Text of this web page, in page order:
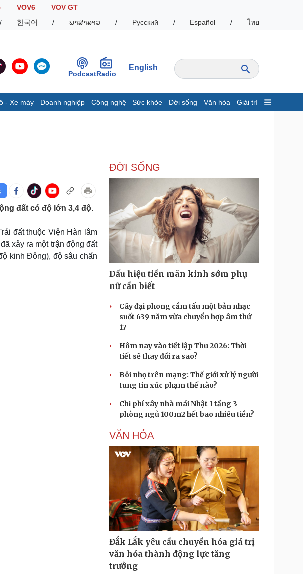
VOV6
VOV GT
/ 한국어 / ພາສາລາວ / Русский / Español / ไทย
PodcastRadio
English
- Xe máy Doanh nghiệp Công nghệ Sức khỏe Đời sống Văn hóa Giải trí
Giá cà phê
máy
Doanh nghiệp
Thông tin doanh nghiệp
Doanh nghiệp 24h
Doanh nhân
Vì cộng đồng
Công nghệ
Sành điệu
Tin Công nghệ
Trải nghiệm
Chuyển đổi số
Podcast
Đọc truyện đêm khuya
Cửa sổ tình yêu
đất có độ lớn 3,4 độ.
đất thuộc Viện Hàn lâm
xảy ra một trận động đất
kinh Đông), độ sâu chấn
ĐỜI SỐNG
Dấu hiệu tiền mãn kinh sớm phụ
nữ cần biết
Cây đại phong cầm tấu một bản nhạc
suốt 639 năm vừa chuyển hợp âm thứ
17
Hôm nay vào tiết lập Thu 2026: Thời
tiết sẽ thay đổi ra sao?
Bôi nhọ trên mạng: Thế giới xử lý người
tung tin xúc phạm thế nào?
Chi phí xây nhà mái Nhật 1 tầng 3
phòng ngủ 100m2 hết bao nhiêu tiền?
VĂN HÓA
Đắk Lắk yêu cầu chuyển hóa giá trị
văn hóa thành động lực tăng
trưởng